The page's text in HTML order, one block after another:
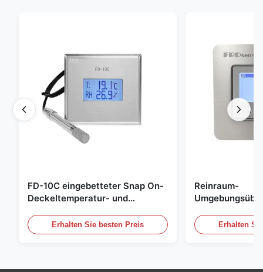
FD-10C eingebetteter Snap On-
Deckeltemperatur- und
Edelstahlmonitor
Erhalten Sie besten Preis
Reinraum-
20mA/RS485
Erhalten